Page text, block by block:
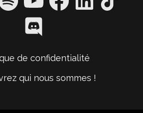
Discord
de confidentialité
qui nous sommes !